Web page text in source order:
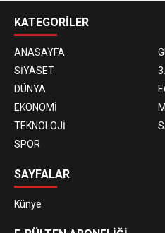
KATEGORİLER
ANASAYFA
SİYASET
DÜNYA
EKONOMİ
TEKNOLOJİ
SPOR
SAYFALAR
Künye